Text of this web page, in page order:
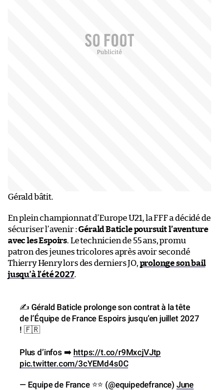
Gérald bâtit.
En plein championnat d’Europe U21, la FFF a décidé de
sécuriser l’avenir :Gérald Baticle poursuit l’aventure
avec les Espoirs. Le technicien de 55 ans, promu
patron des jeunes tricolores après avoir secondé
Thierry Henry lors des derniers JO, prolonge son bail
jusqu’à l’été 2027.
✍️ Gérald Baticle prolonge son contrat à la tête
de l’Équipe de France Espoirs jusqu’en juillet 2027
! 🇫🇷
Plus d’infos ➡️ https://t.co/r9MxcjVJtp
pic.twitter.com/3cYEMd4s0C
— Equipe de France ⭐⭐ (@equipedefrance) June